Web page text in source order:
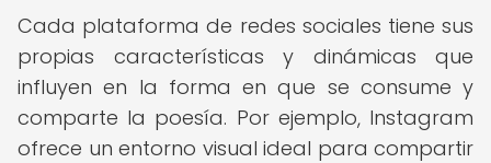
Cada plataforma de redes sociales tiene sus
propias características y dinámicas que
influyen en la forma en que se consume y
comparte la poesía. Por ejemplo, Instagram
ofrece un entorno visual ideal para compartir